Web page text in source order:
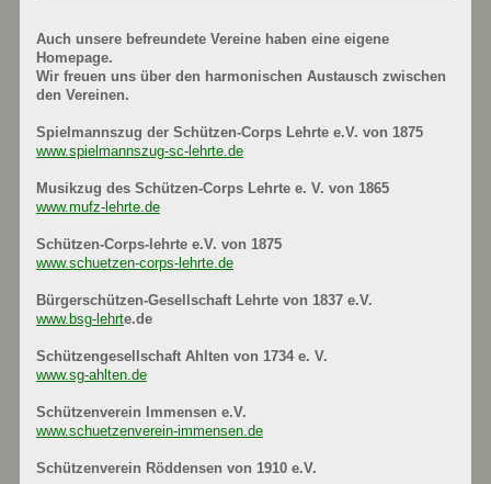
Auch unsere befreundete Vereine haben eine eigene
Homepage.
Wir freuen uns über den harmonischen Austausch zwischen
den Vereinen.
Spielmannszug der Schützen-Corps Lehrte e.V. von 1875
www.spielmannszug-sc-lehrte.de
Musikzug des Schützen-Corps Lehrte e. V. von 1865
www.mufz-lehrte.de
Schützen-Corps-lehrte e.V. von 1875
www.schuetzen-corps-lehrte.de
Bürgerschützen-Gesellschaft Lehrte von 1837 e.V.
www.bsg-lehrte.de
Schützengesellschaft Ahlten von 1734 e. V.
www.sg-ahlten.de
Schützenverein Immensen e.V.
www.schuetzenverein-immensen.de
Schützenverein Röddensen von 1910 e.V.